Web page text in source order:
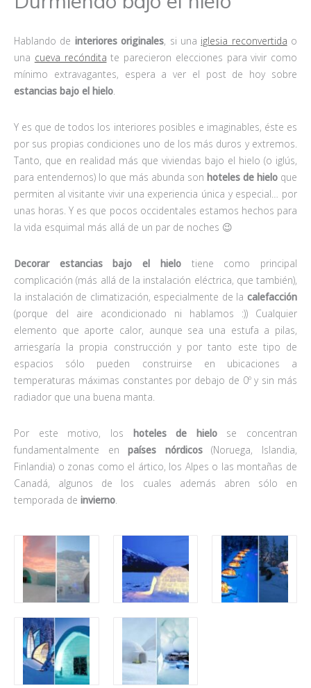
Hablando de interiores originales, si una iglesia reconvertida o
una cueva recóndita te parecieron elecciones para vivir como
mínimo extravagantes, espera a ver el post de hoy sobre
estancias bajo el hielo
Y es que de todos los interiores posibles e imaginables, éste es
por sus propias condiciones uno de los más duros y extremos.
Tanto, que en realidad más que viviendas bajo el hielo (o iglús,
para entendernos) lo que más abunda son hoteles de hielo que
permiten al visitante vivir una experiencia única y especial… por
unas horas. Y es que pocos occidentales estamos hechos para
la vida esquimal más allá de un par de noches 😉
Decorar estancias bajo el hielotiene como principal
complicación (más allá de la instalación eléctrica, que también),
la instalación de climatización, especialmente de la calefacción
(porque del aire acondicionado ni hablamos :)) Cualquier
elemento que aporte calor, aunque sea una estufa a pilas,
arriesgaría la propia construcción y por tanto este tipo de
espacios sólo pueden construirse en ubicaciones a
temperaturas máximas constantes por debajo de 0º y sin más
radiador que una buena manta.
Por este motivo, los hoteles de hielose concentran
fundamentalmente enpaíses nórdicos(Noruega, Islandia,
Finlandia) o zonas como el ártico, los Alpes o las montañas de
Canadá, algunos de los cuales además abren sólo en
temporada de invierno.